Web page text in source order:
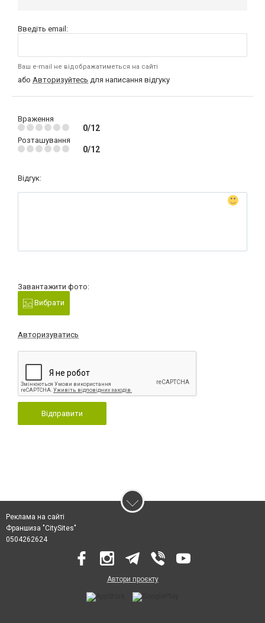
Введіть email:
Ваш e-mail не відображатиметься на сайті
або Авторизуйтесь для написання відгуку
Враження
0/12
Розташування
0/12
Відгук:
Завантажити фото:
Вибрати
Авторизуватись
Відправити
Реклама на сайті
Франшиза "CitySites"
0504262624
Автори проєкту